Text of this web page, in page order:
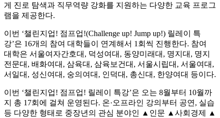
게 진로 탐색과 직무역량 강화를 지원하는 다양한 교육 프로그
램을 제공한다.
이번 ‘챌린지업! 점프업!(Challenge up! Jump up!) 릴레이 특
강’은 16개의 참여 대학들이 연계해서 1회씩 진행한다. 참여
대학은 서울여자간호대, 덕성여대, 동양미래대, 명지대, 명지
전문대, 배화여대, 삼육대, 삼육보건대, 서울시립대, 서울여대,
서일대, 성신여대, 숭의여대, 인덕대, 총신대, 한양여대 등이다.
이번 ‘챌린지업! 점프업! 릴레이 특강’은 오는 8월부터 10월까
지 총 17회에 걸쳐 운영된다. 온·오프라인 강의부터 공연, 실습
등 다양한 형태로 중장년의 관심 분야인 ▲인문 ▲사회경제 ▲